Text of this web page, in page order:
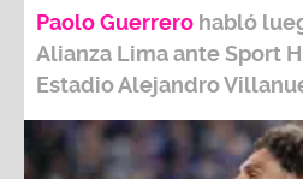
Estadio Alejandro